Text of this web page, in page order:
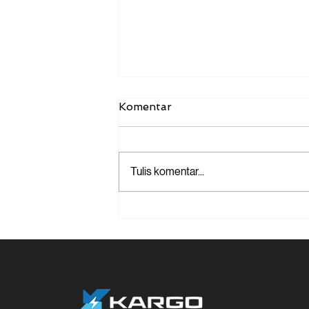
Bebas Ganjil Genap
Komentar
Tulis komentar...